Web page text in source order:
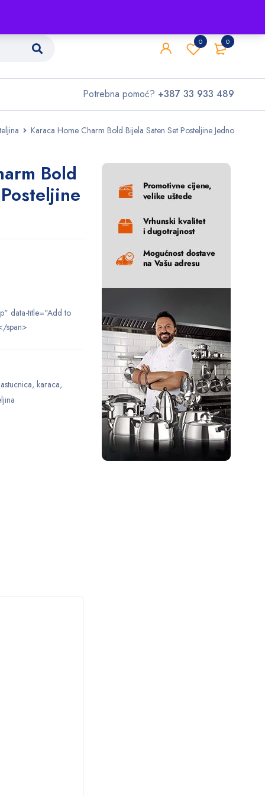
0
0
Potrebna pomoć? +387 33 933 489
Karaca Home Charm Bold Bijela Saten Set Posteljine Jedno
Bold
data-title="Add to
span>
, karaca,